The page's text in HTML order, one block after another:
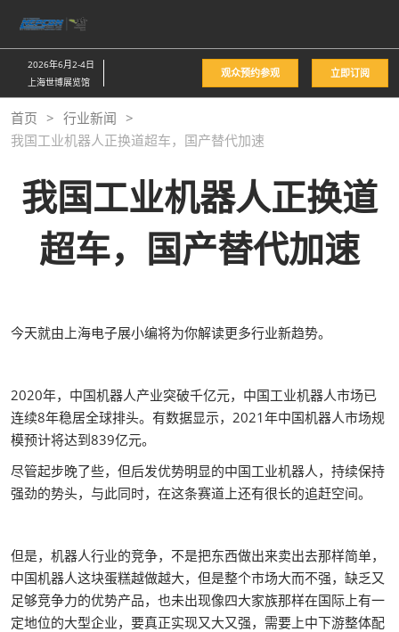
接
跳
至
内
容
2026年6月2-4日
上海世博展览馆
观众预约参观 立即订阅
首页
行业新闻
我国工业机器人正换道超车，国产替代加速
我国工业机器人正换道
超车，国产替代加速
今天就由上海电子展小编将为你解读更多行业新趋势。
2020年，中国机器人产业突破千亿元，中国工业机器人市场已
连续8年稳居全球排头。有数据显示，2021年中国机器人市场规
模预计将达到839亿元。
尽管起步晚了些，但后发优势明显的中国工业机器人，持续保持
强劲的势头，与此同时，在这条赛道上还有很长的追赶空间。
但是，机器人行业的竞争，不是把东西做出来卖出去那样简单，
中国机器人这块蛋糕越做越大，但是整个市场大而不强，缺乏又
足够竞争力的优势产品，也未出现像四大家族那样在国际上有一
定地位的大型企业，要真正实现又大又强，需要上中下游整体配